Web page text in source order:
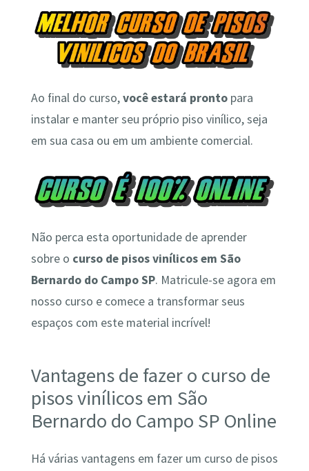
Ao final do curso,você estará prontopara
instalar e manter seu próprio piso vinílico, seja
em sua casa ou em um ambiente comercial.
Não perca esta oportunidade de aprender
sobre o curso de pisos vinílicos em São
Bernardo do Campo SP. Matricule-se agora em
nosso curso e comece a transformar seus
espaços com este material incrível!
Vantagens de fazer o curso de
pisos vinílicos em São
Bernardo do Campo SP Online
Há várias vantagens em fazer um curso de pisos